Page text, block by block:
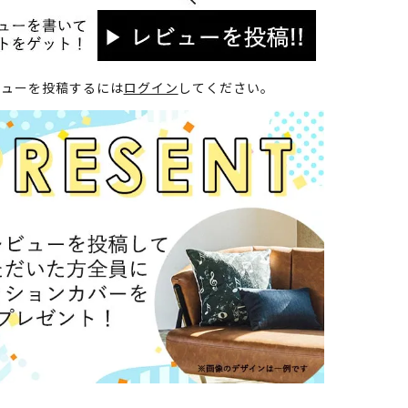
ーを投稿するにはログイン してください。